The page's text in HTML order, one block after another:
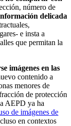
número de
delicada
e insta a
que permitan la
imágenes en las
contenido a
menores de
de protección
AEPD ya ha
de imágenes de
en contextos